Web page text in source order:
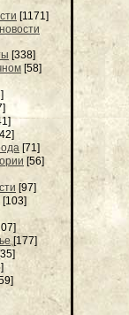
[1171]
[338]
[58]
[71]
[56]
[97]
[103]
[177]
[35]